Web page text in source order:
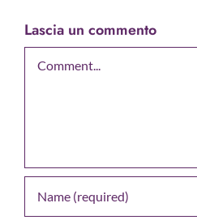
Lascia un commento